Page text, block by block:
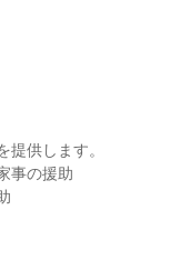
提供します。
事の援助